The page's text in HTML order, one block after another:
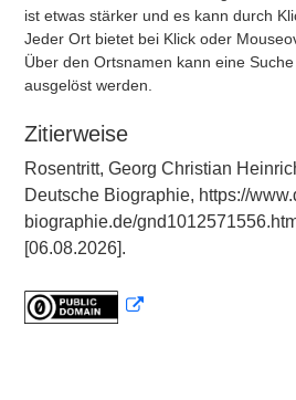
ist etwas stärker und es kann durch
Jeder Ort bietet bei Klick oder
Über den Ortsnamen kann eine
ausgelöst werden.
Zitierweise
Rosentritt, Georg Christian
Deutsche Biographie, https://
biographie.de/
[06.08.2026].